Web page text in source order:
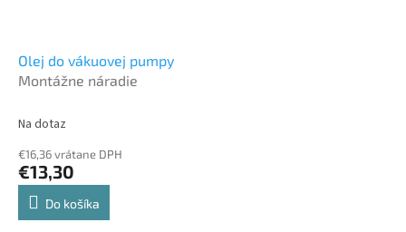
Olej do vákuovej pumpy
Montážne náradie
Na dotaz
€16,36 vrátane DPH
€13,30
Do košíka